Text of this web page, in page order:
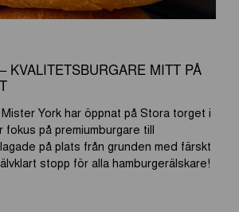
KVALITETSBURGARE MITT PÅ
York har öppnat på Stora torget i
fokus på premiumburgare till
på plats från grunden med färskt
stopp för alla hamburgerälskare!